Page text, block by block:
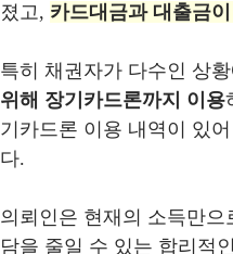
졌고, 카드대금과 대출금
특히 채권자가 다수인 상
위해 장기카드론까지 이용
기카드론 이용 내역이 있
다.
의뢰인은 현재의 소득만
담을 줄일 수 있는 합리적